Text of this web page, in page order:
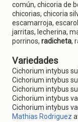
común, chicoria de
chicorias, chicoria
escamarroja,
jarritas, lecherina,
porrinos, radicheta,
Variedades
Cichorium intybus
Cichorium intybus
Cichorium intybus
Cichorium intybus
Cichorium intybus
Mathias Rodriguez